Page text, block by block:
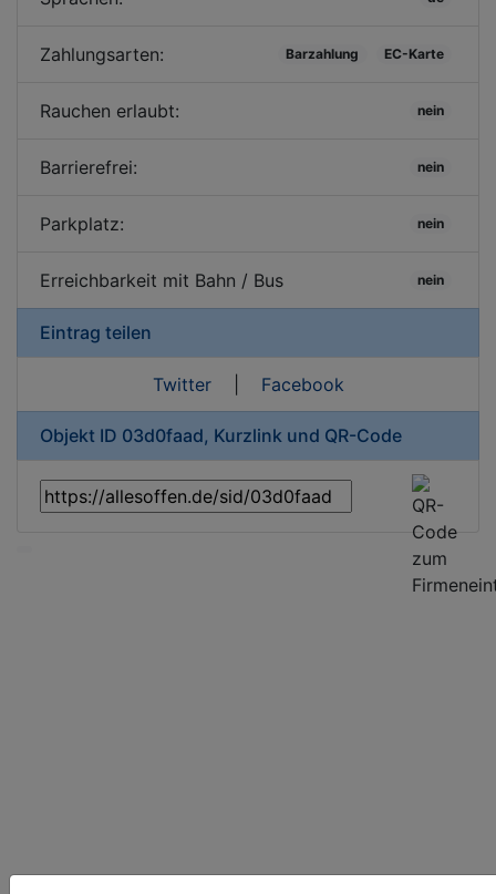
Zahlungsarten: Barzahlung EC-Karte
Rauchen erlaubt: nein
Barrierefrei: nein
Parkplatz: nein
Erreichbarkeit mit Bahn / Bus nein
Eintrag teilen
Twitter| Facebook
Objekt ID 03d0faad, Kurzlink und QR-Code